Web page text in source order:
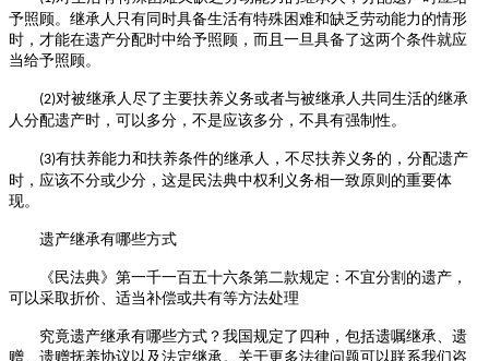
予照顾。继承人只有同时具备生活有特殊困难和缺乏劳动能力的情形
时，才能在遗产分配时中给予照顾，而且一旦具备了这两个条件就应
当给予照顾。
(2)对被继承人尽了主要扶养义务或者与被继承人共同生活的继承
人分配遗产时，可以多分，不是应该多分，不具有强制性。
(3)有扶养能力和扶养条件的继承人，不尽扶养义务的，分配遗产
时，应该不分或少分，这是民法典中权利义务相一致原则的重要体
现。
遗产继承有哪些方式
《民法典》第一千一百五十六条第二款规定：不宜分割的遗产，
可以采取折价、适当补偿或共有等方法处理
究竟遗产继承有哪些方式？我国规定了四种，包括遗嘱继承、遗
赠、遗赠抚养协议以及法定继承。 关于更多法律问题可以联系我们咨